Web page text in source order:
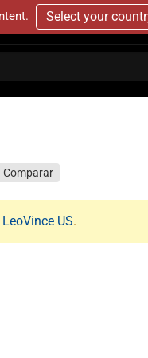
Select your
Comparar
LeoVince US.